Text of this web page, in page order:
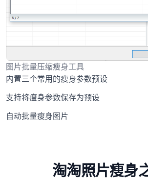
图片批量压缩瘦身工具
内置三个常用的瘦身参数预设
支持将瘦身参数保存为预设
自动批量瘦身图片
淘淘照片瘦身